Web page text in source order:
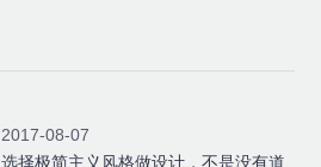
2017-08-07
选择极简主义风格做设计，不是没有道